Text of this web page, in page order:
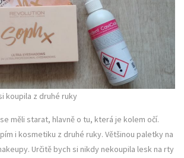
koupila z druhé ruky
měli starat, hlavně o tu, která je kolem očí.
i kosmetiku z druhé ruky. Většinou paletky na
Určitě bych si nikdy nekoupila lesk na rty